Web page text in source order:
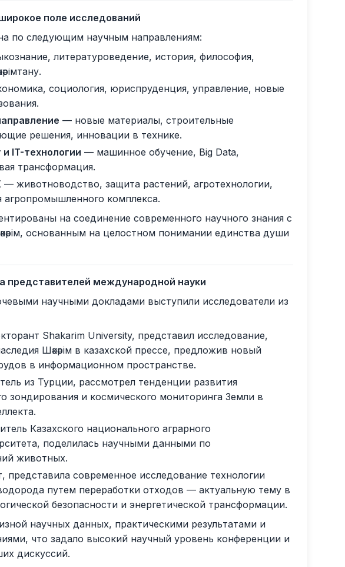
поле исследований
по следующим научным направлениям:
литературоведение, история, философия,
социология, юриспруденция, управление, новые
— новые материалы, строительные
решения, инновации в технике.
IT-технологии — машинное обучение, Big Data,
трансформация.
— животноводство, защита растений, агротехнологии,
агропромышленного комплекса.
на соединение современного научного знания с
основанным на целостном понимании единства души
представителей международной науки
научными докладами выступили исследователи из
Shakarim University, представил исследование,
Шәкәрім в казахской прессе, предложив новый
в информационном пространстве.
из Турции, рассмотрел тенденции развития
зондирования и космического мониторинга Земли в
Казахского национального аграрного
поделилась научными данными по
животных.
представила современное исследование технологии
путем переработки отходов — актуальную тему в
безопасности и энергетической трансформации.
научных данных, практическими результатами и
что задало высокий научный уровень конференции и
дискуссий.